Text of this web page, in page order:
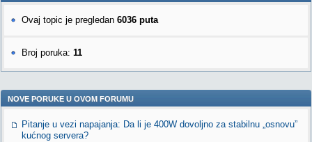
Ovaj topic je pregledan 6036 puta
Broj poruka: 11
NOVE PORUKE U OVOM FORUMU
Pitanje u vezi napajanja: Da li je 400W dovoljno za stabilnu „osnovu”
kućnog servera?